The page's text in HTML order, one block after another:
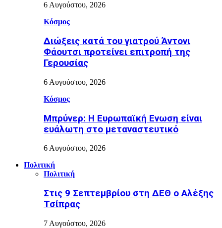
6 Αυγούστου, 2026
Κόσμος
Διώξεις κατά του γιατρού Άντονι
Φάουτσι προτείνει επιτροπή της
Γερουσίας
6 Αυγούστου, 2026
Κόσμος
Μπρύνερ: Η Ευρωπαϊκή Ενωση είναι
ευάλωτη στο μεταναστευτικό
6 Αυγούστου, 2026
Πολιτική
Πολιτική
Στις 9 Σεπτεμβρίου στη ΔΕΘ ο Αλέξης
Τσίπρας
7 Αυγούστου, 2026